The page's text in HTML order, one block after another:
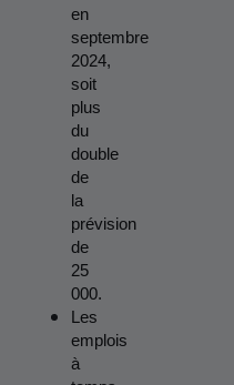
en
septembre
2024,
soit
plus
du
double
de
la
prévision
de
25
000.
Les
emplois
à